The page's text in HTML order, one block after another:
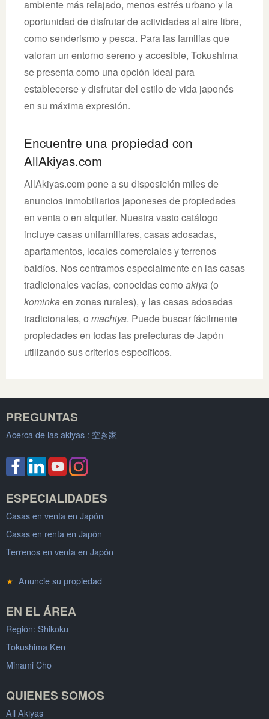
ambiente más relajado, menos estrés urbano y la
oportunidad de disfrutar de actividades al aire libre,
como senderismo y pesca. Para las familias que
valoran un entorno sereno y accesible, Tokushima
se presenta como una opción ideal para
establecerse y disfrutar del estilo de vida japonés
en su máxima expresión.
Encuentre una propiedad con
AllAkiyas.com
AllAkiyas.com pone a su disposición miles de
anuncios inmobiliarios japoneses de propiedades
en venta o en alquiler. Nuestra vasto catálogo
incluye casas unifamiliares, casas adosadas,
apartamentos, locales comerciales y terrenos
baldíos. Nos centramos especialmente en las casas
tradicionales vacías, conocidas como akiya (o
kominkaen zonas rurales), y las casas adosadas
tradicionales, o machiya. Puede buscar fácilmente
propiedades en todas las prefecturas de Japón
utilizando sus criterios específicos.
PREGUNTAS
Acerca de las akiyas : 空き家
ESPECIALIDADES
Casas en venta en Japón
Casas en renta en Japón
Terrenos en venta en Japón
★ Anuncie su propiedad
EN EL ÁREA
Región: Shikoku
Tokushima Ken
Minami Cho
QUIENES SOMOS
All Akiyas